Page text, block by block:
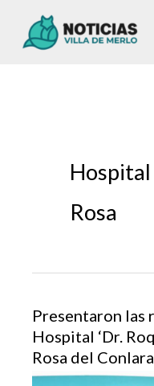
Hospital
Rosa
Presentaron las
Hospital ‘Dr.
Rosa del Conlara